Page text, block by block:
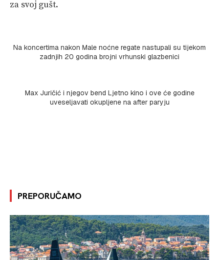
za svoj gušt.
Na koncertima nakon Male noćne regate nastupali su tijekom
zadnjih 20 godina brojni vrhunski glazbenici
Max Juričić i njegov bend Ljetno kino i ove će godine
uveseljavati okupljene na after paryju
PREPORUČAMO